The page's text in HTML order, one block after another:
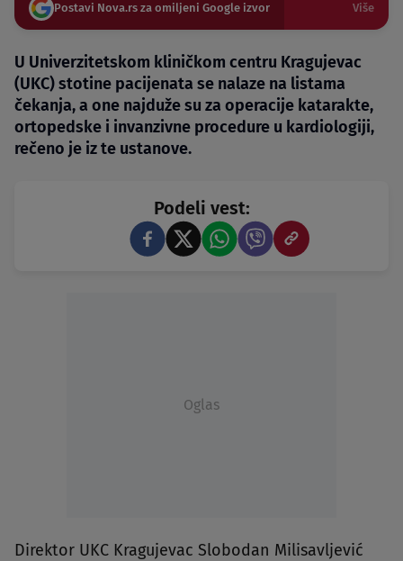
Postavi Nova.rs za omiljeni Google izvor Više
U Univerzitetskom kliničkom centru Kragujevac
(UKC) stotine pacijenata se nalaze na listama
čekanja, a one najduže su za operacije katarakte,
ortopedske i invanzivne procedure u kardiologiji,
rečeno je iz te ustanove.
Podeli vest:
Oglas
Direktor UKC Kragujevac Slobodan Milisavljević